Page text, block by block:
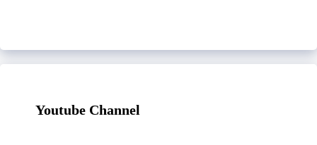
Youtube Channel